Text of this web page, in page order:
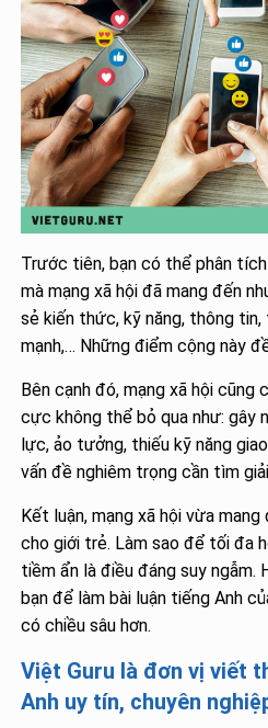
Trước tiên, bạn có thể phân
mà mạng xã hội đã mang đến
sẻ kiến thức, kỹ năng, thông tin,
mạnh,… Những điểm cộng này
Bên cạnh đó, mạng xã hội
cực không thể bỏ qua như: gây
lực, ảo tưởng, thiếu kỹ năng
vấn đề nghiêm trọng cần tìm
Kết luận, mạng xã hội vừa
cho giới trẻ. Làm sao để tối đa
tiềm ẩn là điều đáng suy ngẫm.
bạn để làm bài luận tiếng Anh
có chiều sâu hơn.
Việt Guru là đơn vị viết
Anh uy tín, chuyên